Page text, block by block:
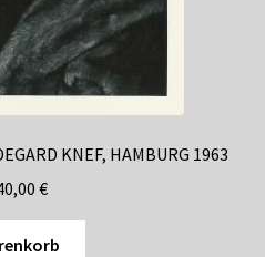
KNEF, HAMBURG 1963
€